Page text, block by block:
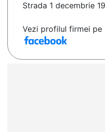
Strada 1 decembrie
Vezi profilul firmei pe